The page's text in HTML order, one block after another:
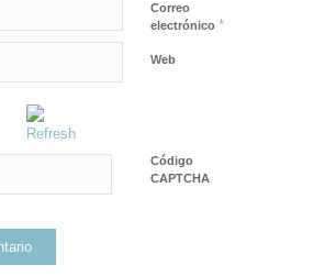
Correo
electrónico *
Web
Código
CAPTCHA